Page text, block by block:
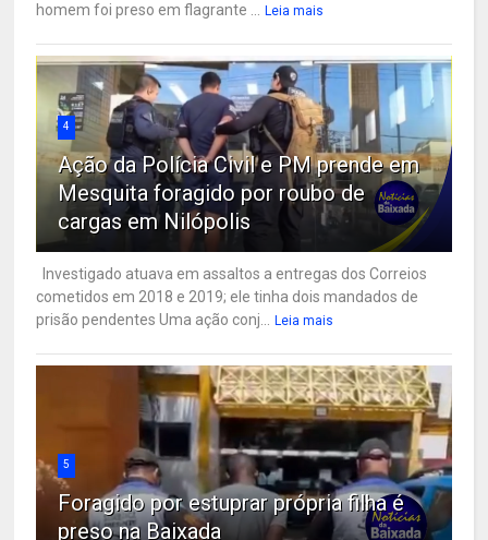
homem foi preso em flagrante ... Leia mais
4
Ação da Polícia Civil e PM prende em
Mesquita foragido por roubo de
cargas em Nilópolis
Investigado atuava em assaltos a entregas dos Correios
cometidos em 2018 e 2019; ele tinha dois mandados de
prisão pendentes Uma ação conj... Leia mais
5
Foragido por estuprar própria filha é
preso na Baixada